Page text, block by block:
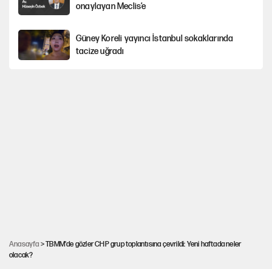
onaylayan Meclis’e
Güney Koreli yayıncı İstanbul sokaklarında
tacize uğradı
Anasayfa > TBMM'de gözler CHP grup toplantısına çevrildi: Yeni haftada neler
olacak?